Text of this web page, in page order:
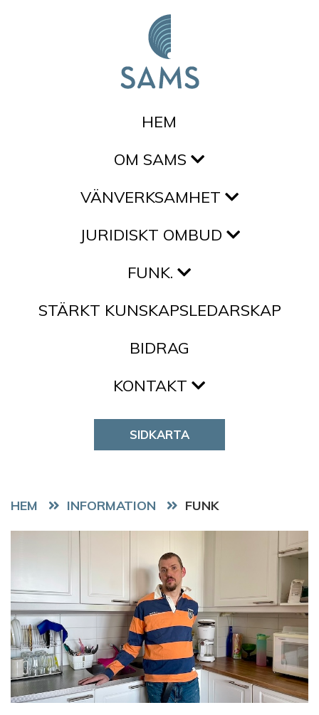
HEM
OM SAMS
VÄNVERKSAMHET
JURIDISKT OMBUD
FUNK.
STÄRKT KUNSKAPSLEDARSKAP
BIDRAG
KONTAKT
SIDKARTA
HEM FUNK